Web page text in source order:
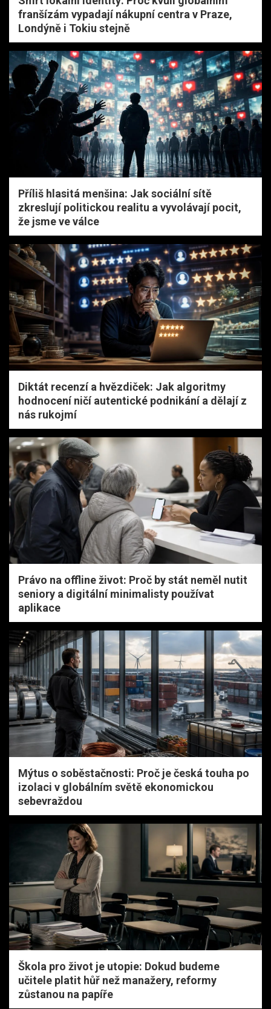
franšízám vypadají nákupní centra v Praze,
Londýně i Tokiu stejně
Příliš hlasitá menšina: Jak sociální sítě
zkreslují politickou realitu a vyvolávají pocit,
že jsme ve válce
Diktát recenzí a hvězdiček: Jak algoritmy
hodnocení ničí autentické podnikání a dělají z
nás rukojmí
Právo na offline život: Proč by stát neměl nutit
seniory a digitální minimalisty používat
aplikace
Mýtus o soběstačnosti: Proč je česká touha po
izolaci v globálním světě ekonomickou
sebevraždou
Škola pro život je utopie: Dokud budeme
učitele platit hůř než manažery, reformy
zůstanou na papíře